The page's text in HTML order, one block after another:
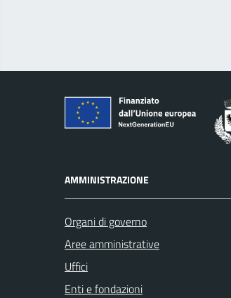
AMMINISTRAZIONE
Organi di governo
Aree amministrative
Uffici
Enti e fondazioni